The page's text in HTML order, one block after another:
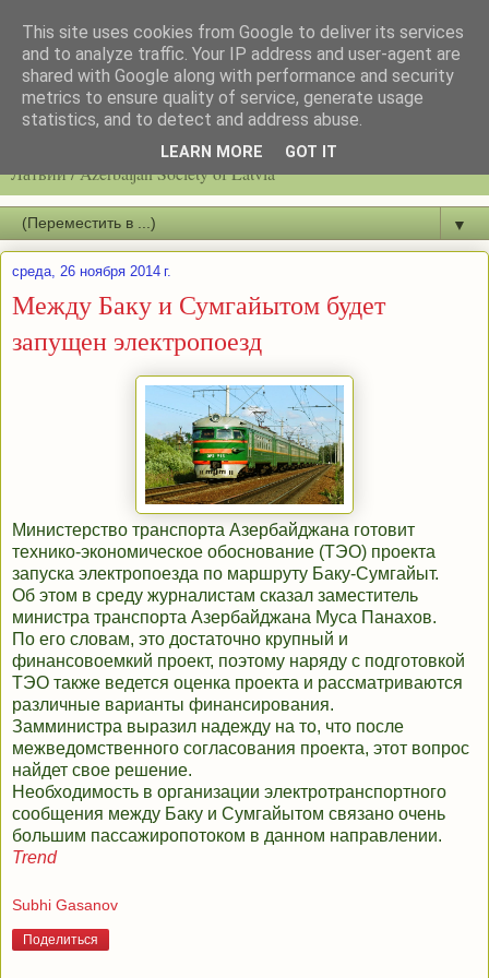
Latvijas azerbaidžāņu biedrību / Общество азербайджанцев
Латвии / Azerbaijan Society of Latvia
▼
среда, 26 ноября 2014 г.
Между Баку и Сумгайытом будет
запущен электропоезд
Министерство транспорта Азербайджана готовит
технико-экономическое обоснование (ТЭО) проекта
запуска электропоезда по маршруту Баку-Сумгайыт.
Об этом в среду журналистам сказал заместитель
министра транспорта Азербайджана Муса Панахов.
По его словам, это достаточно крупный и
финансовоемкий проект, поэтому наряду с подготовкой
ТЭО также ведется оценка проекта и рассматриваются
различные варианты финансирования.
Замминистра выразил надежду на то, что после
межведомственного согласования проекта, этот вопрос
найдет свое решение.
Необходимость в организации электротранспортного
сообщения между Баку и Сумгайытом связано очень
большим пассажиропотоком в данном направлении.
Trend
Subhi Gasanov
Поделиться
This site uses cookies from Google to deliver its services
and to analyze traffic. Your IP address and user-agent are
shared with Google along with performance and security
metrics to ensure quality of service, generate usage
statistics, and to detect and address abuse.
LEARN MORE GOT IT